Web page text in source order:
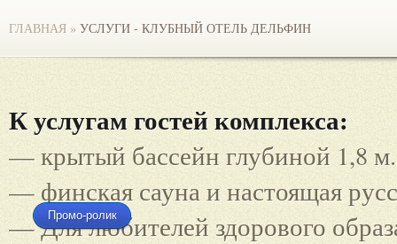
ГЛАВНАЯ » УСЛУГИ - КЛУБНЫЙ ОТЕЛЬ ДЕЛЬФИН
К услугам гостей комплекса:
— крытый бассейн глубиной 1,8
— финская сауна и настоящая
— Для любителей здорового
Промо-ролик